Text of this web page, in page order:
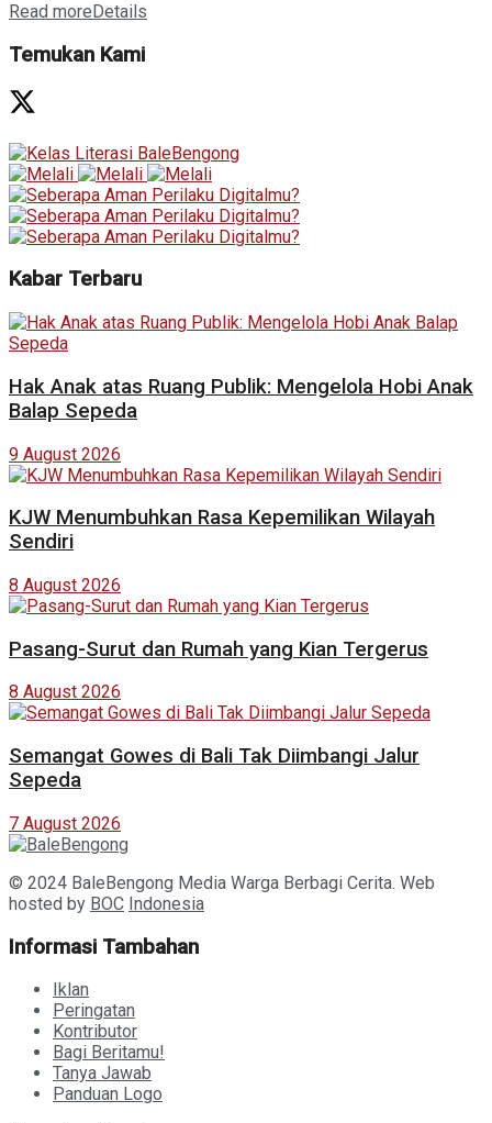
Read more Details
Temukan Kami
Kabar Terbaru
Hak Anak atas Ruang Publik: Mengelola Hobi Anak
Balap Sepeda
9 August 2026
KJW Menumbuhkan Rasa Kepemilikan Wilayah
Sendiri
8 August 2026
Pasang-Surut dan Rumah yang Kian Tergerus
8 August 2026
Semangat Gowes di Bali Tak Diimbangi Jalur
Sepeda
7 August 2026
© 2024 BaleBengong Media Warga Berbagi Cerita. Web
hosted by BOC Indonesia
Informasi Tambahan
Iklan
Peringatan
Kontributor
Bagi Beritamu!
Tanya Jawab
Panduan Logo